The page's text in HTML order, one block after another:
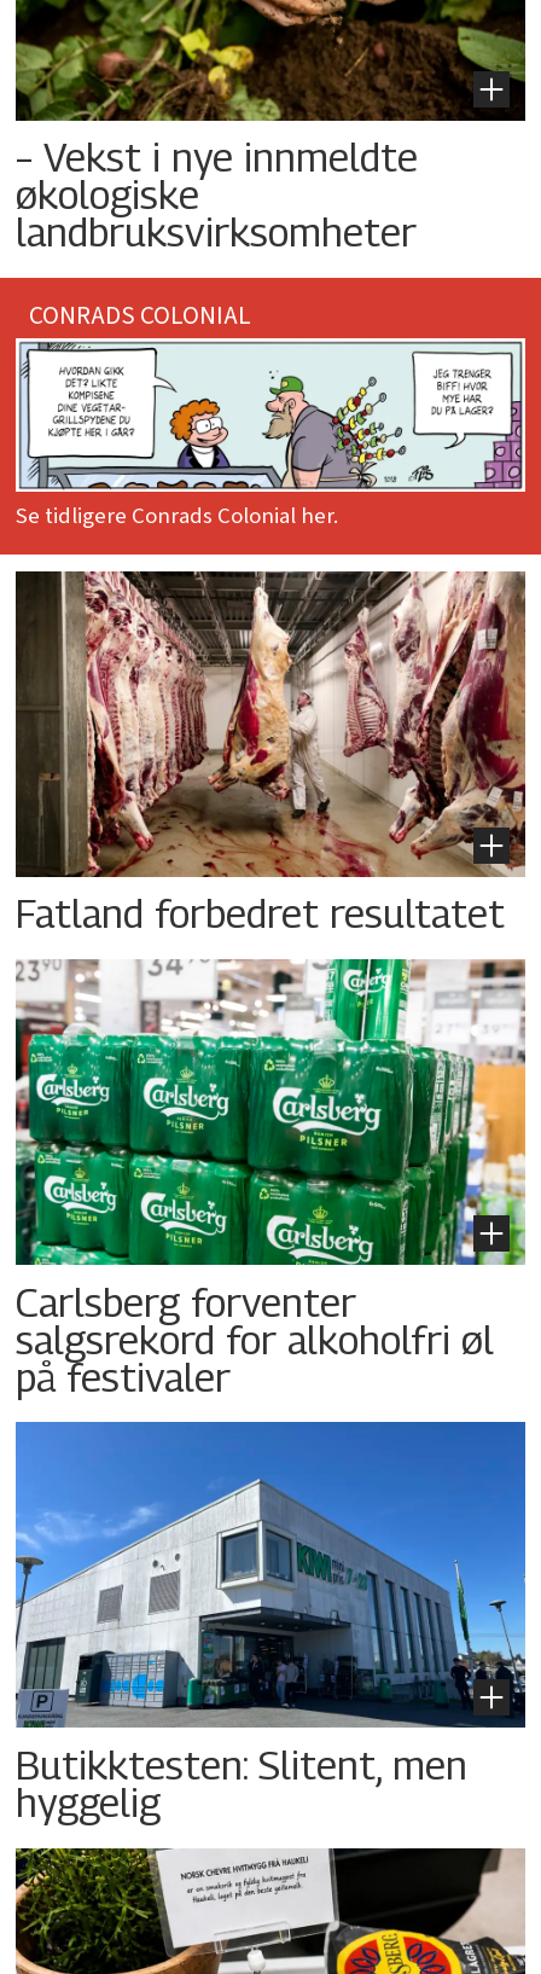
– Vekst i nye innmeldte
økologiske
landbruksvirksomheter
CONRADS COLONIAL
Se tidligere Conrads Colonial her.
Fatland forbedret resultatet
Carlsberg forventer
salgsrekord for alkoholfri øl
på festivaler
Butikktesten: Slitent, men
hyggelig